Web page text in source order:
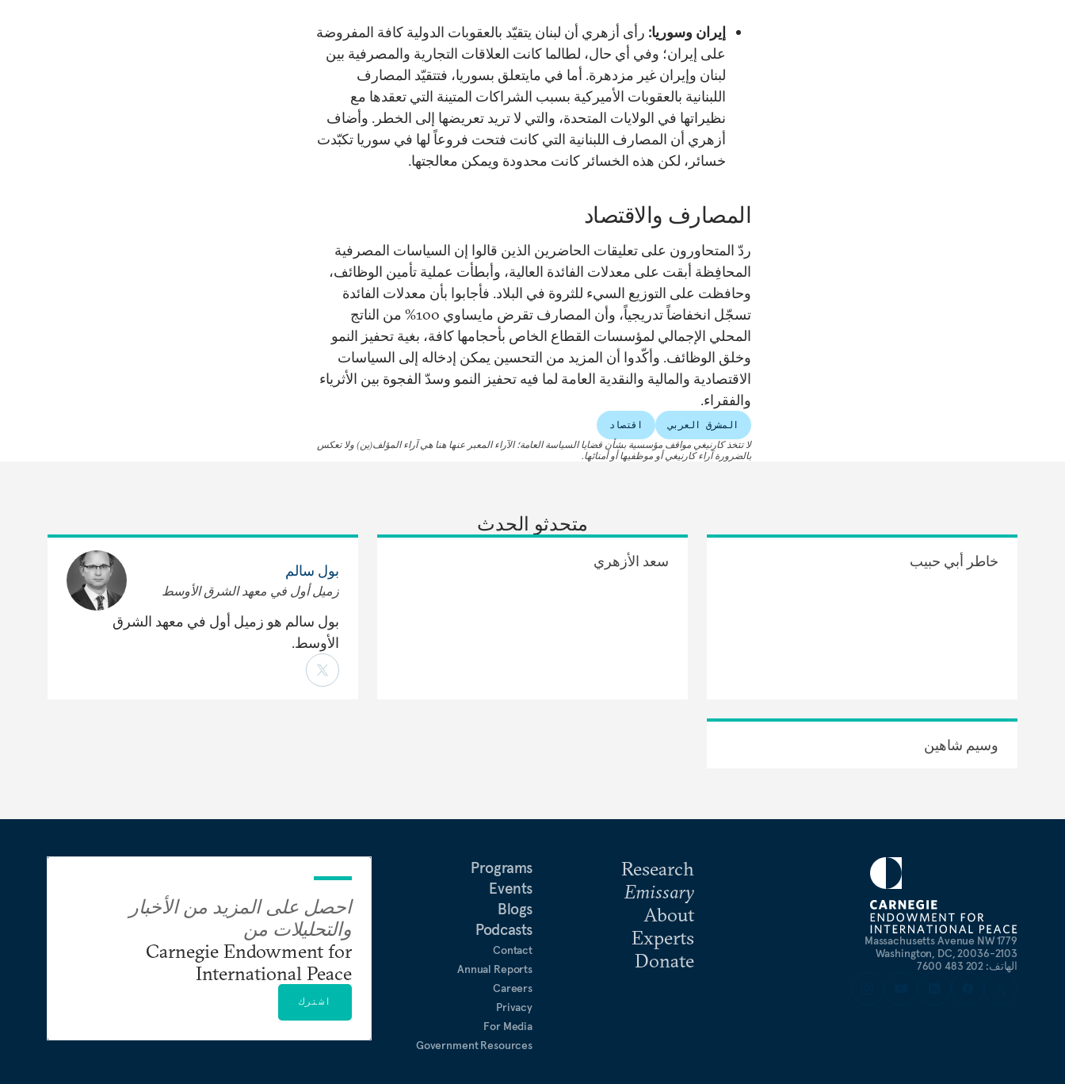
إيران وسوريا: رأى أزهري أن لبنان يتقيّد بالعقوبات الدولية كافة المفروضة
على إيران؛ وفي أي حال، لطالما كانت العلاقات التجارية والمصرفية بين
لبنان وإيران غير مزدهرة. أما في مايتعلق بسوريا، فتتقيّد المصارف
اللبنانية بالعقوبات الأميركية بسبب الشراكات المتينة التي تعقدها مع
نظيراتها في الولايات المتحدة، والتي لا تريد تعريضها إلى الخطر. وأضاف
أزهري أن المصارف اللبنانية التي كانت فتحت فروعاً لها في سوريا تكبّدت
خسائر، لكن هذه الخسائر كانت محدودة ويمكن معالجتها.
المصارف والاقتصاد
ردّ المتحاورون على تعليقات الحاضرين الذين قالوا إن السياسات المصرفية
المحافِظة أبقت على معدلات الفائدة العالية، وأبطأت عملية تأمين الوظائف،
وحافظت على التوزيع السيء للثروة في البلاد. فأجابوا بأن معدلات الفائدة
تسجّل انخفاضاً تدريجياً، وأن المصارف تقرض مايساوي 100% من الناتج
المحلي الإجمالي لمؤسسات القطاع الخاص بأحجامها كافة، بغية تحفيز النمو
وخلق الوظائف. وأكّدوا أن المزيد من التحسين يمكن إدخاله إلى السياسات
الاقتصادية والمالية والنقدية العامة لما فيه تحفيز النمو وسدّ الفجوة بين الأثرياء
والفقراء.
المشرق العربي اقتصاد
لا تتخذ كارنيغي مواقف مؤسسية بشأن قضايا السياسة العامة؛ الآراء المعبر عنها هنا هي آراء المؤلف(ين) ولا تعكس
بالضرورة آراء كارنيغي أو موظفيها أو أمنائها.
متحدثو الحدث
خاطر أبي حبيب سعد الأزهري
بول سالم
زميل أول في معهد الشرق الأوسط
بول سالم هو زميل أول في معهد الشرق
الأوسط.
وسيم شاهين
1779 Massachusetts Avenue NW
Washington, DC, 20036-2103
الهاتف: 202 483 7600
Research
Emissary
About
Experts
Donate
Programs
Events
Blogs
Podcasts
Contact
Annual Reports
Careers
Privacy
For Media
Government Resources
احصل على المزيد من الأخبار
والتحليلات من
Carnegie Endowment for
International Peace
اشترك